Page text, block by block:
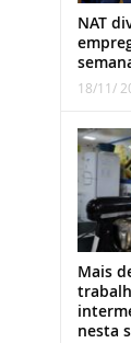
NAT
18/11/
Mais
nesta